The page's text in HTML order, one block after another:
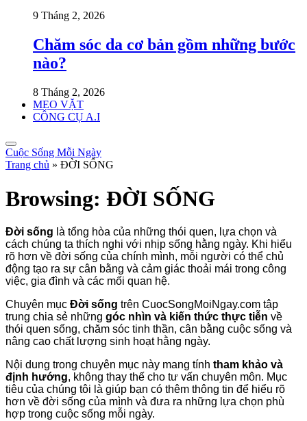
9 Tháng 2, 2026
Chăm sóc da cơ bản gồm những bước
nào?
8 Tháng 2, 2026
MẸO VẶT
CÔNG CỤ A.I
Cuộc Sống Mỗi Ngày
Trang chủ » ĐỜI SỐNG
Browsing: ĐỜI SỐNG
Đời sống là tổng hòa của những thói quen, lựa chọn và
cách chúng ta thích nghi với nhịp sống hằng ngày. Khi hiểu
rõ hơn về đời sống của chính mình, mỗi người có thể chủ
động tạo ra sự cân bằng và cảm giác thoải mái trong công
việc, gia đình và các mối quan hệ.
Chuyên mục Đời sống trên CuocSongMoiNgay.com tập
trung chia sẻ những góc nhìn và kiến thức thực tiễn về
thói quen sống, chăm sóc tinh thần, cân bằng cuộc sống và
nâng cao chất lượng sinh hoạt hằng ngày.
Nội dung trong chuyên mục này mang tính tham khảo và
định hướng, không thay thế cho tư vấn chuyên môn. Mục
tiêu của chúng tôi là giúp bạn có thêm thông tin để hiểu rõ
hơn về đời sống của mình và đưa ra những lựa chọn phù
hợp trong cuộc sống mỗi ngày.